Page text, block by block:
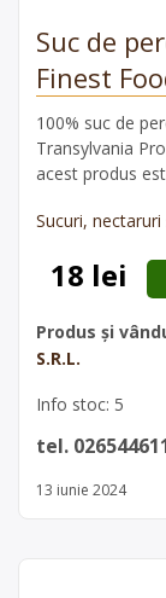
Suc de
Finest
100% suc de
Transylvania
acest produs
nutritionala
Sucuri,
18 lei
Produs și
S.R.L.
Info stoc: 5
tel.
13 iunie 2024